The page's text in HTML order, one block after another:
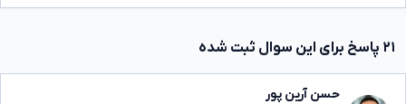
۲۱ پاسخ برای این سوال ثبت شده
حسن آرین پور